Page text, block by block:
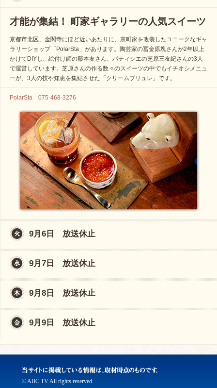
才能が集結！ 町家ギャラリーの人気スイーツ
京都市北区、金閣寺にほど近いあたりに、京町家を改装したユニークなギャ
ラリーショップ「PolarSta」があります。陶芸家の冨金原塊さんが2年以上
かけてDIYし、絵付け師の藤本友さん、パティシエの芝原三友紀さんの3人
で運営しています。芝原さんの作る数々のスイーツの中でもイチオシメニュ
ーが、3人の技や知恵を集結させた「クリームブリュレ」です。
PolarSta 075-468-3276
9月6日 放送休止
9月7日 放送休止
9月8日 放送休止
9月9日 放送休止
© ABC TV All rights reserved.